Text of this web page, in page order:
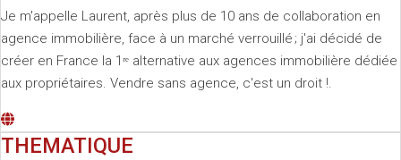
Je m'appelle Laurent, après plus de 10 ans de collaboration en
agence immobilière, face à un marché verrouillé ; j'ai décidé de
créer en France la 1ʳᵉ alternative aux agences immobilière dédiée
aux propriétaires. Vendre sans agence, c'est un droit !.
THEMATIQUE